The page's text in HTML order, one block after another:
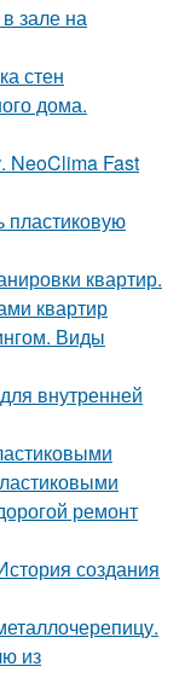
зале на
стен
дома.
NeoClima Fast
пластиковую
квартир.
квартир
Виды
внутренней
ремонт
создания
из